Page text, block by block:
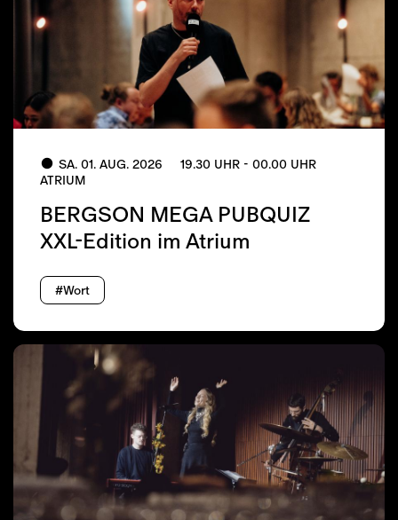
SA. 01. AUG. 2026
19.30 UHR - 00.00 UHR
ATRIUM
BERGSON MEGA PUBQUIZ
XXL-Edition im Atrium
#Wort